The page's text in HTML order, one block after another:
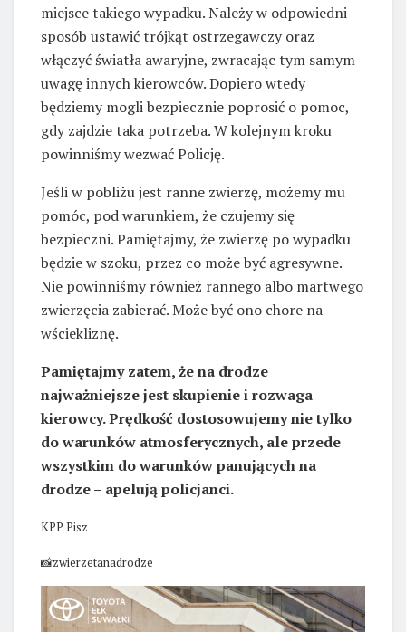
miejsce takiego wypadku. Należy w odpowiedni
sposób ustawić trójkąt ostrzegawczy oraz
włączyć światła awaryjne, zwracając tym samym
uwagę innych kierowców. Dopiero wtedy
będziemy mogli bezpiecznie poprosić o pomoc,
gdy zajdzie taka potrzeba. W kolejnym kroku
powinniśmy wezwać Policję.
Jeśli w pobliżu jest ranne zwierzę, możemy mu
pomóc, pod warunkiem, że czujemy się
bezpieczni. Pamiętajmy, że zwierzę po wypadku
będzie w szoku, przez co może być agresywne.
Nie powinniśmy również rannego albo martwego
zwierzęcia zabierać. Może być ono chore na
wściekliznę.
Pamiętajmy zatem, że na drodze
najważniejsze jest skupienie i rozwaga
kierowcy. Prędkość dostosowujemy nie tylko
do warunków atmosferycznych, ale przede
wszystkim do warunków panujących na
drodze – apelują policjanci.
KPP Pisz
📸zwierzetanadrodze